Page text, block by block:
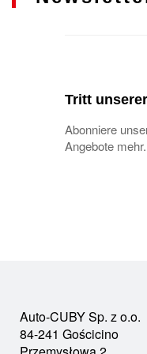
Tritt
Abonniere
Angebote mehr.
Auto-CUBY Sp. z o.o.
84-241 Gościcino